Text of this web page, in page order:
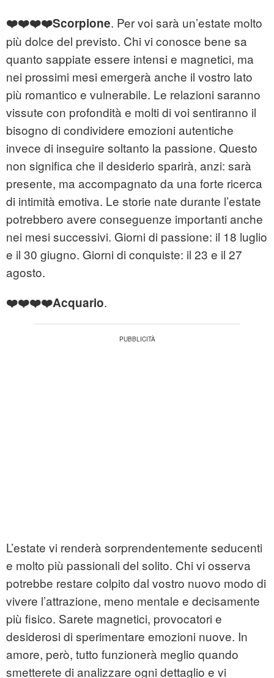
❤️❤️❤️❤️Scorpione. Per voi sarà un’estate molto
più dolce del previsto. Chi vi conosce bene sa
quanto sappiate essere intensi e magnetici, ma
nei prossimi mesi emergerà anche il vostro lato
più romantico e vulnerabile. Le relazioni saranno
vissute con profondità e molti di voi sentiranno il
bisogno di condividere emozioni autentiche
invece di inseguire soltanto la passione. Questo
non significa che il desiderio sparirà, anzi: sarà
presente, ma accompagnato da una forte ricerca
di intimità emotiva. Le storie nate durante l’estate
potrebbero avere conseguenze importanti anche
nei mesi successivi. Giorni di passione: il 18 luglio
e il 30 giugno. Giorni di conquiste: il 23 e il 27
agosto.
❤️❤️❤️❤️Acquario.
L’estate vi renderà sorprendentemente seducenti
e molto più passionali del solito. Chi vi osserva
potrebbe restare colpito dal vostro nuovo modo di
vivere l’attrazione, meno mentale e decisamente
più fisico. Sarete magnetici, provocatori e
desiderosi di sperimentare emozioni nuove. In
amore, però, tutto funzionerà meglio quando
smetterete di analizzare ogni dettaglio e vi